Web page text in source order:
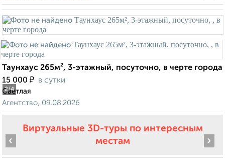
2/4
Таунхаус 265м², 3-этажный, посуточно, в черте города
15 000 ₽ в сутки
Светлая
Агентство, 09.08.2026
Виртуальные 3D-туры по интересным
местам
‹ ›